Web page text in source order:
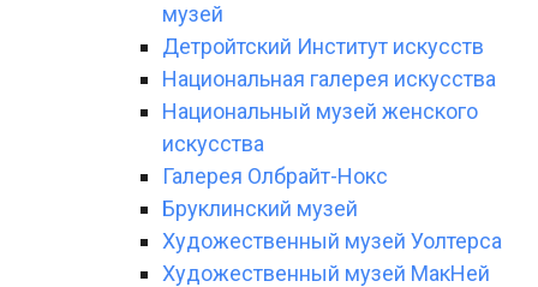
музей
Детройтский Институт искусств
Национальная галерея искусства
Национальный музей женского
искусства
Галерея Олбрайт-Нокс
Бруклинский музей
Художественный музей Уолтерса
Художественный музей МакНей